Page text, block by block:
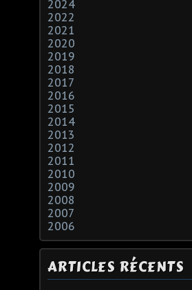
2024
2022
2021
2020
2019
2018
2017
2016
2015
2014
2013
2012
2011
2010
2009
2008
2007
2006
ARTICLES RÉCENTS